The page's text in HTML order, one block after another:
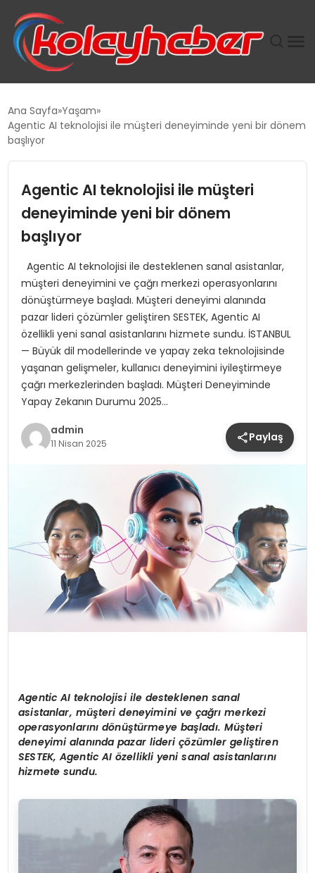
SUWEN’IN İSTIHDAM MODELI EKONOMIDE KADIN
TANYER YAPI ZEMIN MÜHENDISLIĞINDE HEDEF
BÜYÜTTÜ
TOROSLAR’DA PAZAR GERGİNLİĞİ!
Ana Sayfa Yaşam
Agentic AI teknolojisi ile müşteri deneyiminde yeni bir dönem
başlıyor
Agentic AI teknolojisi ile müşteri
deneyiminde yeni bir dönem
başlıyor
Agentic AI teknolojisi ile desteklenen sanal asistanlar,
müşteri deneyimini ve çağrı merkezi operasyonlarını
dönüştürmeye başladı. Müşteri deneyimi alanında
pazar lideri çözümler geliştiren SESTEK, Agentic AI
özellikli yeni sanal asistanlarını hizmete sundu. İSTANBUL
— Büyük dil modellerinde ve yapay zeka teknolojisinde
yaşanan gelişmeler, kullanıcı deneyimini iyileştirmeye
çağrı merkezlerinden başladı. Müşteri Deneyiminde
Yapay Zekanın Durumu 2025…
admin
11 Nisan 2025 Paylaş
Agentic AI teknolojisi ile desteklenen sanal
asistanlar, müşteri deneyimini ve çağrı merkezi
operasyonlarını dönüştürmeye başladı. Müşteri
deneyimi alanında pazar lideri çözümler geliştiren
SESTEK, Agentic AI özellikli yeni sanal asistanlarını
hizmete sundu.